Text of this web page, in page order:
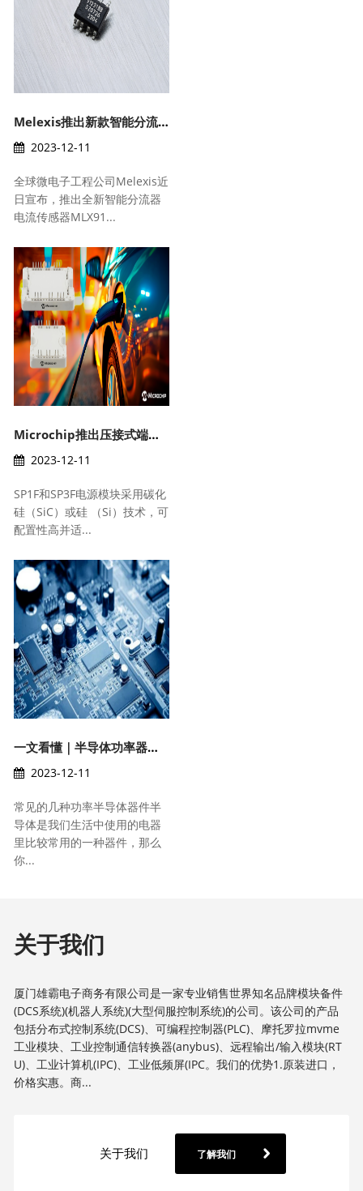
Melexis推出新款智能分流器解决方案,融入可靠的安全性
2023-12-11
全球微电子工程公司Melexis近
日宣布，推出全新智能分流器
电流传感器MLX91...
Microchip推出压接式端子电源模块SP1F和SP3F
2023-12-11
SP1F和SP3F电源模块采用碳化
硅（SiC）或硅 （Si）技术，可
配置性高并适...
一文看懂｜半导体功率器件的组成和应用
2023-12-11
常见的几种功率半导体器件半
导体是我们生活中使用的电器
里比较常用的一种器件，那么
你...
关于我们
厦门雄霸电子商务有限公司是一家专业销售世界知名品牌模块备件
(DCS系统)(机器人系统)(大型伺服控制系统)的公司。该公司的产品
包括分布式控制系统(DCS)、可编程控制器(PLC)、摩托罗拉mvme
工业模块、工业控制通信转换器(anybus)、远程输出/输入模块(RT
U)、工业计算机(IPC)、工业低频屏(IPC。我们的优势1.原装进口，
价格实惠。商...
关于我们 了解我们